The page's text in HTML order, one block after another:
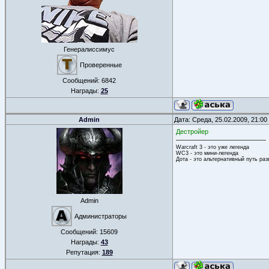
Генералиссимус
Проверенные
Сообщений: 6842
Награды: 25
Admin Дата: Среда, 25.02.2009,
Admin
Администраторы
Сообщений: 15609
Награды: 43
Репутация: 189
Дестройер
Warcraft 3 - это уже легенда
WC3 - это мини-легенда
Дота - это альтернативный путь